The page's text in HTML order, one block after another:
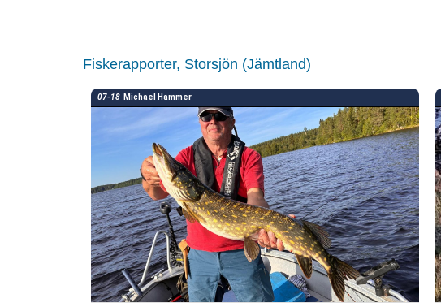
Fiskerapporter, Storsjön (Jämtland)
07-18 Michael Hammer